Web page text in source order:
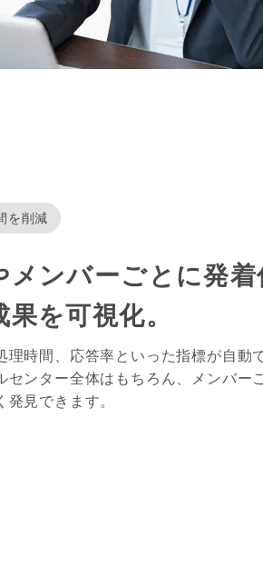
を削減
メンバーごとに発着
を可視化。
理時間、応答率といった指標が自動
センター全体はもちろん、メンバー
見できます。